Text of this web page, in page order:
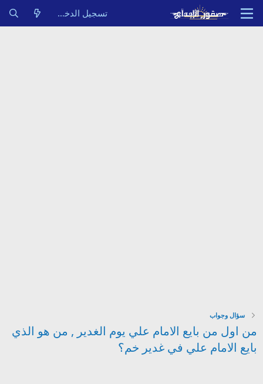
تسجيل الدخول
سؤال وجواب
من اول من بايع الامام علي يوم الغدير , من هو الذي
بايع الامام علي في غدير خم؟